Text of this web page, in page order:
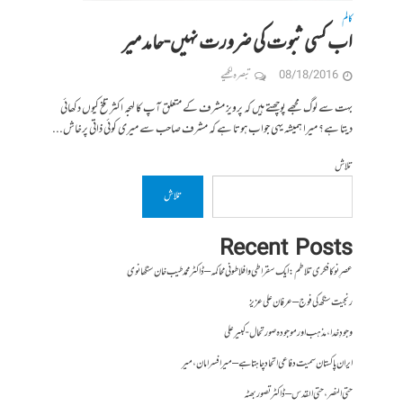
کالم
اب کسی ثبوت کی ضرورت نہیں-حامد میر
08/18/2016 تبصرہ لکھیے
بہت سے لوگ مجھے پوچھتے ہیں کہ پرویز مشرف کے متعلق آپ کا لہجہ اکثر تلخ کیوں دکھائی
دیتا ہے؟ میرا ہمیشہ یہی جواب ہوتا ہے کہ مشرف صاحب سے میری کوئی ذاتی پرخاش...
تلاش
تلاش
Recent Posts
عصرِ نو کا فکری تلاطم: ایک سقراطی و افلاطونی محاکمہ – ڈاکٹر محمد طیب خان سنگھانوی
رنجیت سنگھ کی فوج – عرفان علی عزیز
وجودِ خدا، مذہب اور موجودہ صورتحال- کبیر علی
ایران پاکستان سمیت دفاعی اتحاد چاہتا ہے – میر افسر امان،میر
حتی النصر ، حتی القدس – ڈاکٹر تصور بھٹہ